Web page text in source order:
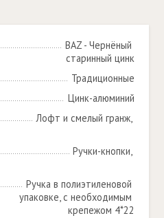
BAZ - Чернёный
старинный цинк
Традиционные
Цинк-алюминий
Лофт и смелый гранж,
Ручки-кнопки,
Ручка в полиэтиленовой
упаковке, с необходимым
крепежом 4*22